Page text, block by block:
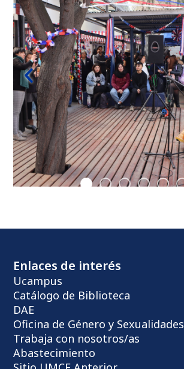
Enlaces de interés
Ucampus
Catálogo de Biblioteca
DAE
Oficina de Género y Sexualidades
Trabaja con nosotros/as
Abastecimiento